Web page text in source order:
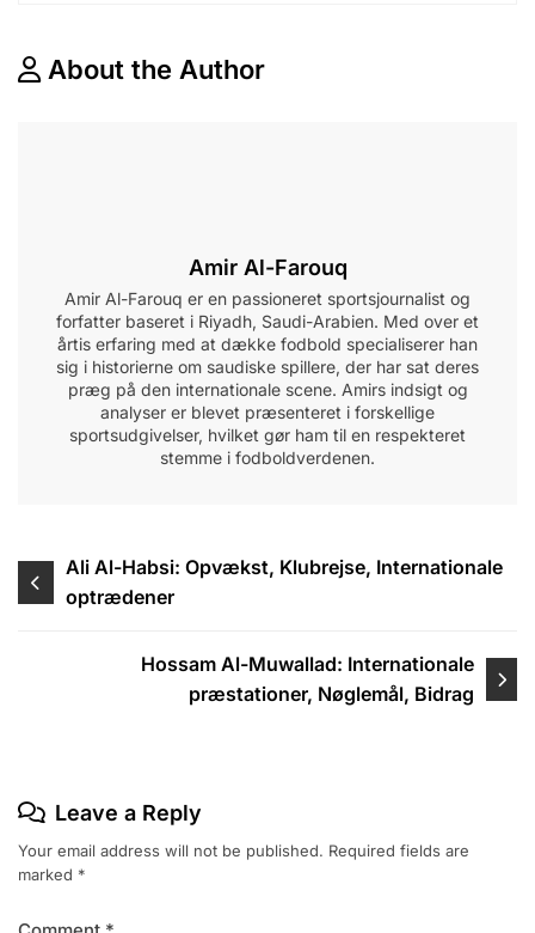
About the Author
Amir Al-Farouq
Amir Al-Farouq er en passioneret sportsjournalist og
forfatter baseret i Riyadh, Saudi-Arabien. Med over et
årtis erfaring med at dække fodbold specialiserer han
sig i historierne om saudiske spillere, der har sat deres
præg på den internationale scene. Amirs indsigt og
analyser er blevet præsenteret i forskellige
sportsudgivelser, hvilket gør ham til en respekteret
stemme i fodboldverdenen.
Post
navigation
Ali Al-Habsi: Opvækst, Klubrejse, Internationale
optrædener
Hossam Al-Muwallad: Internationale
præstationer, Nøglemål, Bidrag
Leave a Reply
Your email address will not be published. Required fields are
marked *